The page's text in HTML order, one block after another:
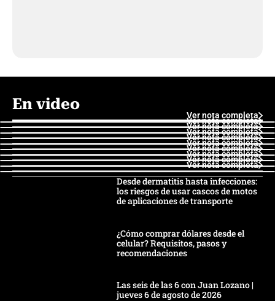
En video
Ver nota completa
Ver nota completa
Ver nota completa
Ver nota completa
Ver nota completa
Ver nota completa
Ver nota completa
Ver nota completa
Ver nota completa
Ver nota completa
Desde dermatitis hasta infecciones:
los riesgos de usar cascos de motos
de aplicaciones de transporte
¿Cómo comprar dólares desde el
celular? Requisitos, pasos y
recomendaciones
Las seis de las 6 con Juan Lozano |
jueves 6 de agosto de 2026